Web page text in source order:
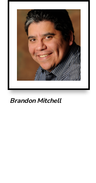
Brandon Mitchell